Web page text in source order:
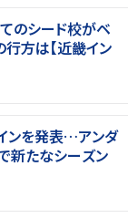
のシード校がベ
方は【近畿イン
ンを発表…アンダ
新たなシーズン